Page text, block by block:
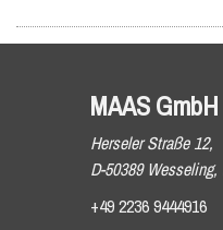
MAAS GmbH
Herseler Straße 12,
D-50389
+49 2236 9444916